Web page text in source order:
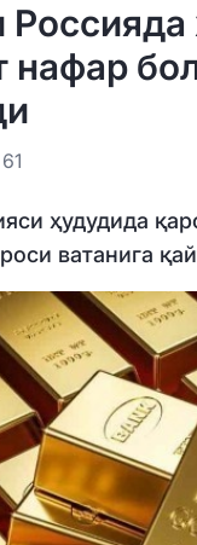
нафар
61
ҳудудида
ватанига